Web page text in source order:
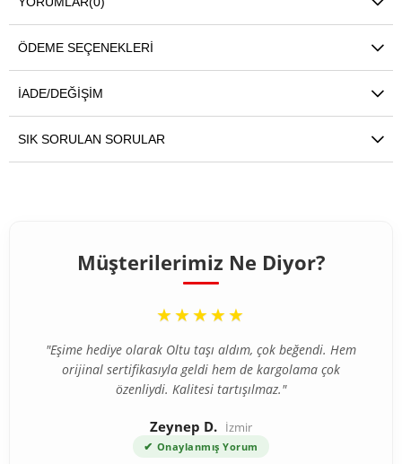
ÖDEME SEÇENEKLERI
İADE/DEĞIŞIM
SIK SORULAN SORULAR
Müşterilerimiz Ne Diyor?
“
★★★★★
"Eşime hediye olarak Oltu taşı aldım, çok beğendi. Hem
orijinal sertifikasıyla geldi hem de kargolama çok
özenliydi. Kalitesi tartışılmaz."
Zeynep D. İzmir
✔ Onaylanmış Yorum